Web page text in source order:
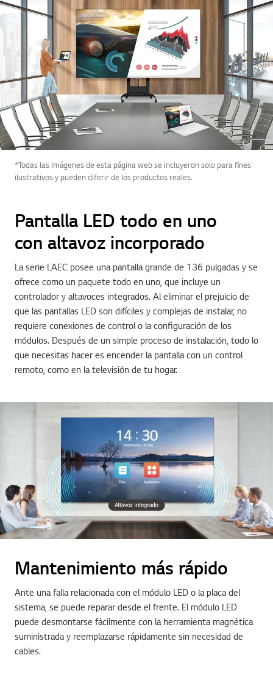
*Todas las imágenes de esta página web se incluyeron solo para fines
ilustrativos y pueden diferir de los productos reales.
Pantalla LED todo en uno
con altavoz incorporado
La serie LAEC posee una pantalla grande de 136 pulgadas y se
ofrece como un paquete todo en uno, que incluye un
controlador y altavoces integrados. Al eliminar el prejuicio de
que las pantallas LED son difíciles y complejas de instalar, no
requiere conexiones de control o la configuración de los
módulos. Después de un simple proceso de instalación, todo lo
que necesitas hacer es encender la pantalla con un control
remoto, como en la televisión de tu hogar.
Mantenimiento más rápido
Ante una falla relacionada con el módulo LED o la placa del
sistema, se puede reparar desde el frente. El módulo LED
puede desmontarse fácilmente con la herramienta magnética
suministrada y reemplazarse rápidamente sin necesidad de
cables.